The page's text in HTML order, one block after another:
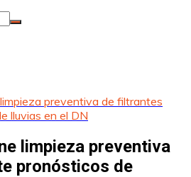
preventiva de filtrantes
lluvias en el DN
limpieza preventiva
pronósticos de